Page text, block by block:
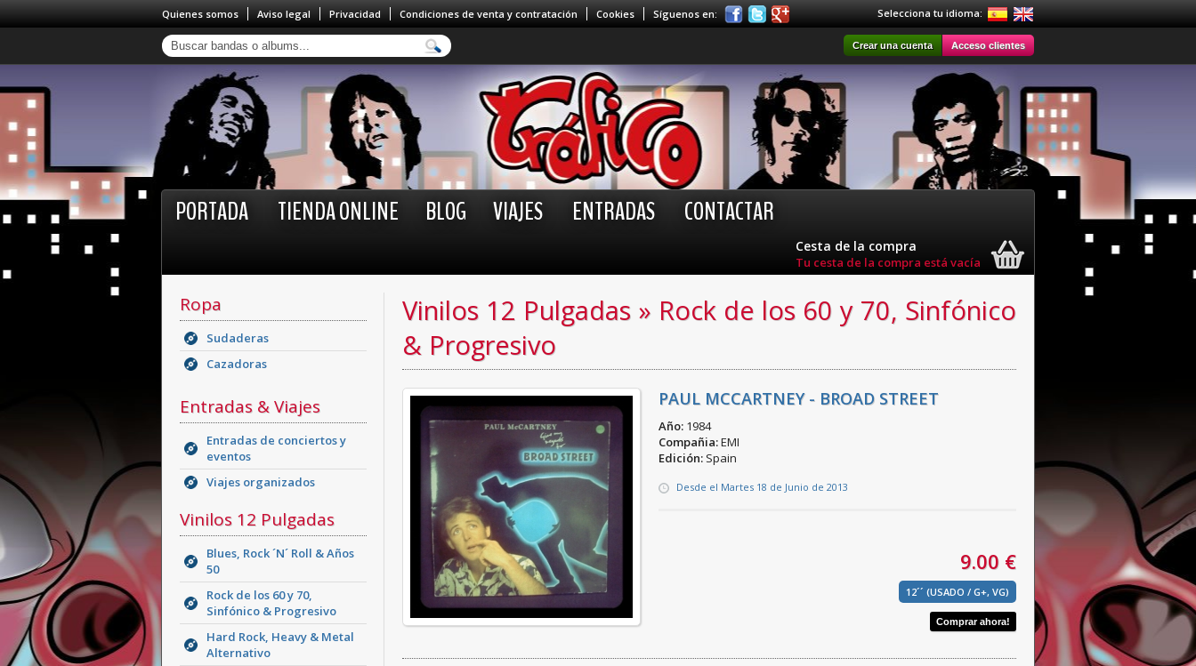
Quienes somos Aviso legal Privacidad Condiciones de venta y contratación Cookies Síguenos en: Selecciona tu idioma:
Crear una cuenta Acceso clientes
PORTADA TIENDA ONLINE BLOG VIAJES ENTRADAS CONTACTAR
Cesta de la compra
Tu cesta de la compra está vacía
Ropa
Sudaderas
Cazadoras
Entradas & Viajes
Entradas de conciertos y
eventos
Viajes organizados
Vinilos 12 Pulgadas
Blues, Rock ´N´ Roll & Años
50
Rock de los 60 y 70,
Sinfónico & Progresivo
Hard Rock, Heavy & Metal
Alternativo
Vinilos 12 Pulgadas » Rock de los 60 y 70, Sinfónico
& Progresivo
PAUL MCCARTNEY - BROAD STREET
Año: 1984
Compañia:EMI
Edición: Spain
Desde el Martes 18 de Junio de 2013
9.00 €
12´´ (USADO / G+, VG)